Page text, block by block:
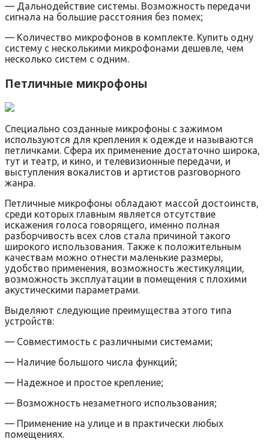
— Дальнодействие системы. Возможность передачи
сигнала на большие расстояния без помех;
— Количество микрофонов в комплекте. Купить одну
систему с несколькими микрофонами дешевле, чем
несколько систем с одним.
Петличные микрофоны
Специально созданные микрофоны с зажимом
используются для крепления к одежде и называются
петличками. Сфера их применение достаточно широка,
тут и театр, и кино, и телевизионные передачи, и
выступления вокалистов и артистов разговорного
жанра.
Петличные микрофоны обладают массой достоинств,
среди которых главным является отсутствие
искажения голоса говорящего, именно полная
разборчивость всех слов стала причиной такого
широкого использования. Также к положительным
качествам можно отнести маленькие размеры,
удобство применения, возможность жестикуляции,
возможность эксплуатации в помещения с плохими
акустическими параметрами.
Выделяют следующие преимущества этого типа
устройств:
— Совместимость с различными системами;
— Наличие большого числа функций;
— Надежное и простое крепление;
— Возможность незаметного использования;
— Применение на улице и в практически любых
помещениях.